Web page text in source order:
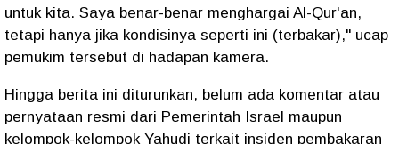
untuk kita. Saya benar-benar menghargai Al-Qur'an,
tetapi hanya jika kondisinya seperti ini (terbakar)," ucap
pemukim tersebut di hadapan kamera.
Hingga berita ini diturunkan, belum ada komentar atau
pernyataan resmi dari Pemerintah Israel maupun
kelompok-kelompok Yahudi terkait insiden pembakaran